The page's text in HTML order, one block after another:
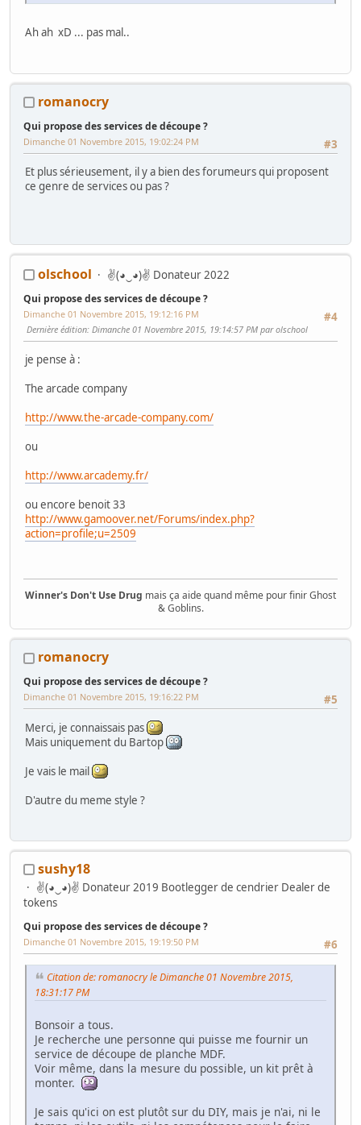
Ah ah xD ... pas mal..
romanocry
Qui propose des services de découpe ?
#3
Dimanche 01 Novembre 2015, 19:02:24 PM
Et plus sérieusement, il y a bien des forumeurs qui proposent
ce genre de services ou pas ?
olschool ✌(◕‿◕)✌ Donateur 2022
Qui propose des services de découpe ?
#4
Dimanche 01 Novembre 2015, 19:12:16 PM
Dernière édition: Dimanche 01 Novembre 2015, 19:14:57 PM par olschool
je pense à :
The arcade company
http://www.the-arcade-company.com/
ou
http://www.arcademy.fr/
ou encore benoit 33
http://www.gamoover.net/Forums/index.php?
action=profile;u=2509
Winner's Don't Use Drug mais ça aide quand même pour finir Ghost
& Goblins.
www.lejrs.com www.privategameroom.fr
Citation de: ducatman1098 le Lundi 05 Novembre 2018,
22:45:37 PM
En rentrant le camion au garage, je me suis aperçu
que j avais récupérer une after burner
romanocry
Qui propose des services de découpe ?
#5
Dimanche 01 Novembre 2015, 19:16:22 PM
Merci, je connaissais pas
Mais uniquement du Bartop
Je vais le mail
D'autre du meme style ?
sushy18
✌(◕‿◕)✌ Donateur 2019 Bootlegger de cendrier Dealer de
tokens
Qui propose des services de découpe ?
#6
Dimanche 01 Novembre 2015, 19:19:50 PM
Citation de: romanocry le Dimanche 01 Novembre 2015,
18:31:17 PM
Bonsoir a tous.
Je recherche une personne qui puisse me fournir un
service de découpe de planche MDF.
Voir même, dans la mesure du possible, un kit prêt à
monter.
Je sais qu'ici on est plutôt sur du DIY, mais je n'ai, ni le